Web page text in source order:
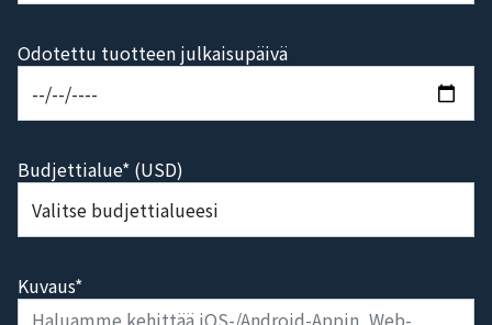
Odotettu tuotteen julkaisupäivä
Budjettialue* (USD)
Kuvaus*